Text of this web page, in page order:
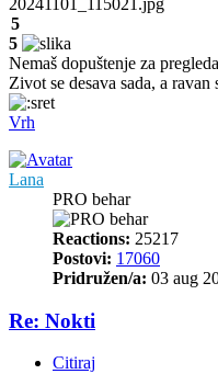
20241101_115021.jpg
5
5
Nemaš dopuštenje za
Zivot se desava sada, a
Vrh
Lana
PRO behar
Reactions: 25217
Postovi: 17060
Pridružen/a: 03 aug
Re: Nokti
Citiraj